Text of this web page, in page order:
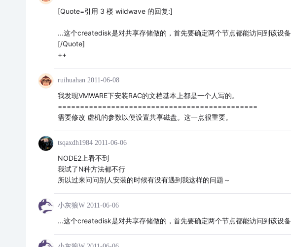
[Quote=引用 3 楼 wildwave 的回复:]
...这个createdisk是对共享存储做的，首先要确定两个节点都能访问到该设备
[/Quote]
++
ruihuahan 2011-06-08
我发现VMWARE下安装RAC的文档基本上都是一个人写的。
=============================================
需要修改 虚机的参数以便设置共享磁盘。这一点很重要。
tsqaxdh1984 2011-06-06
NODE2上看不到
我试了N种方法都不行
所以过来问问别人安装的时候有没有遇到我这样的问题～
小灰狼W 2011-06-06
...这个createdisk是对共享存储做的，首先要确定两个节点都能访问到该设备